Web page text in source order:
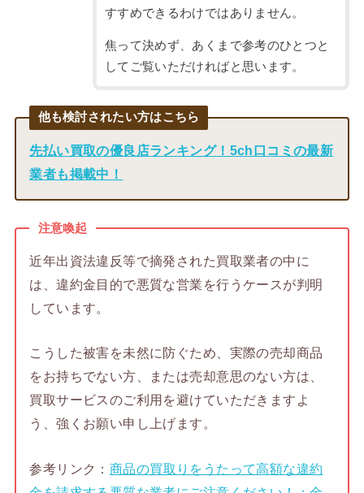
すすめできるわけではありません。
焦って決めず、あくまで参考のひとつと
してご覧いただければと思います。
他も検討されたい方はこちら
先払い買取の優良店ランキング！5ch口コミの最新
業者も掲載中！
注意喚起
近年出資法違反等で摘発された買取業者の中に
は、違約金目的で悪質な営業を行うケースが判明
しています。
こうした被害を未然に防ぐため、実際の売却商品
をお持ちでない方、または売却意思のない方は、
買取サービスのご利用を避けていただきますよ
う、強くお願い申し上げます。
参考リンク： 商品の買取りをうたって高額な違約